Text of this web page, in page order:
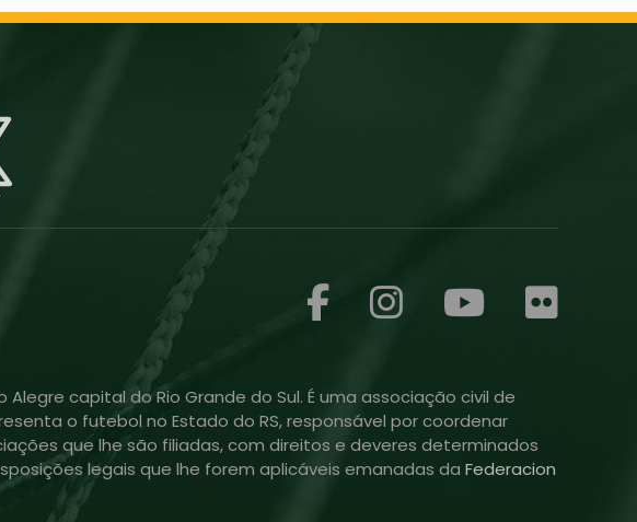
capital do Rio Grande do Sul. É uma associação civil de
o futebol no Estado do RS, responsável por coordenar
que lhe são filiadas, com direitos e deveres determinados
legais que lhe forem aplicáveis emanadas da Federacion